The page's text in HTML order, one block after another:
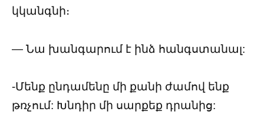
կկանգնի։
— Նա խանգարում է ինձ հանգստանալ:
-Մենք ընդամենը մի քանի ժամով ենք
թռչում: Խնդիր մի սարքեք դրանից: